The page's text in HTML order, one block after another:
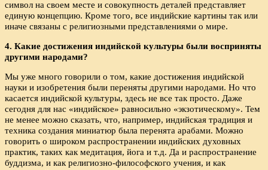
символ на своем месте и совокупность деталей представляет
единую концепцию. Кроме того, все индийские картины так или
иначе связаны с религиозными представлениями о мире.
4. Какие достижения индийской культуры были восприняты
другими народами?
Мы уже много говорили о том, какие достижения индийской
науки и изобретения были переняты другими народами. Но что
касается индийской культуры, здесь не все так просто. Даже
сегодня для нас «индийское» равносильно «экзотическому». Тем
не менее можно сказать, что, например, индийская традиция и
техника создания миниатюр была перенята арабами. Можно
говорить о широком распространении индийских духовных
практик, таких как медитация, йога и т.д. Да и распространение
буддизма, и как религиозно-философского учения, и как